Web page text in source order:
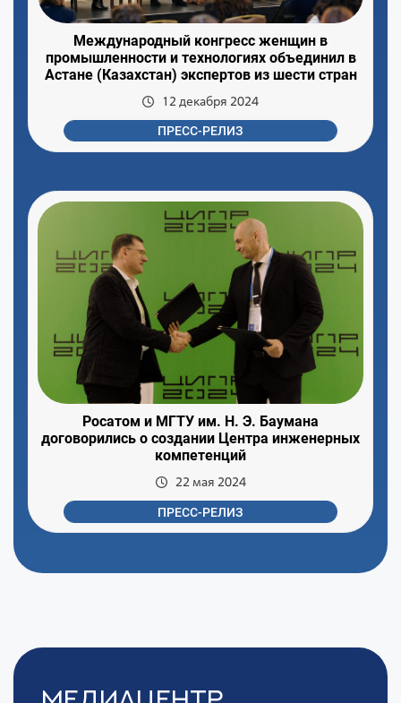
Международный конгресс женщин в
промышленности и технологиях объединил в
Астане (Казахстан) экспертов из шести стран
12 декабря 2024
ПРЕСС-РЕЛИЗ
Росатом и МГТУ им. Н. Э. Баумана
договорились о создании Центра инженерных
компетенций
22 мая 2024
ПРЕСС-РЕЛИЗ